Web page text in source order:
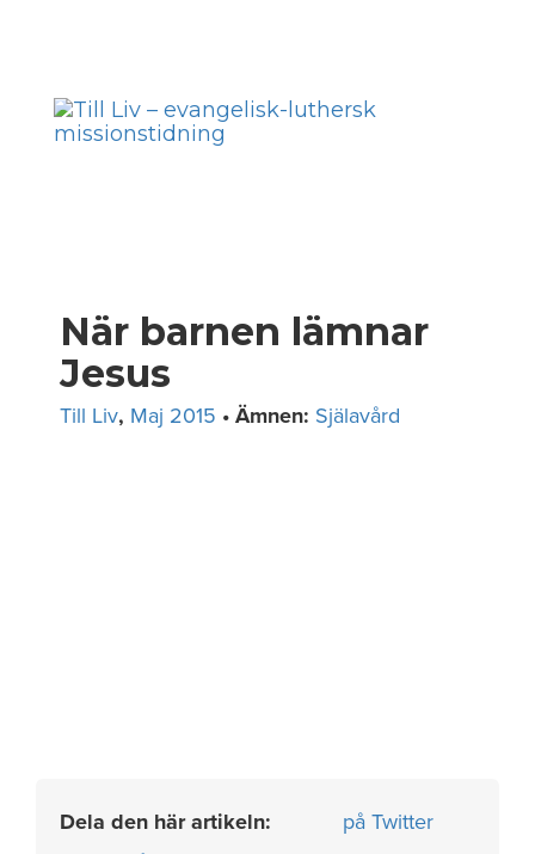
När barnen lämnar
Jesus
Till Liv, Maj 2015 • Ämnen: Själavård
Dela den här artikeln:
på Twitter